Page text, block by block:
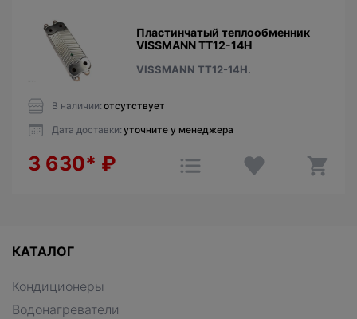
Пластинчатый теплообменник
VISSMANN ТТ12-14Н
VISSMANN ТТ12-14Н.
В наличии: отсутствует
Дата доставки: уточните у менеджера
3 630* ₽
КАТАЛОГ
Кондиционеры
Водонагреватели